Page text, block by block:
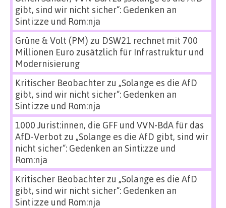
gibt, sind wir nicht sicher“: Gedenken an
Sinti:zze und Rom:nja
Grüne & Volt (PM) zu DSW21 rechnet mit 700
Millionen Euro zusätzlich für Infrastruktur und
Modernisierung
Kritischer Beobachterzu „Solange es die AfD
gibt, sind wir nicht sicher“: Gedenken an
Sinti:zze und Rom:nja
1000 Jurist:innen, die GFF und VVN-BdA für das
AfD-Verbot zu „Solange es die AfD gibt, sind wir
nicht sicher“: Gedenken an Sinti:zze und
Rom:nja
Kritischer Beobachterzu „Solange es die AfD
gibt, sind wir nicht sicher“: Gedenken an
Sinti:zze und Rom:nja